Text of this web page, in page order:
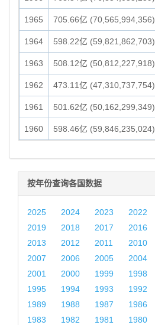
1965 705.66亿 (70,565,994,356)
1964 598.22亿 (59,821,862,703)
1963 508.12亿 (50,812,227,918)
1962 473.11亿 (47,310,737,754)
1961 501.62亿 (50,162,299,349)
1960 598.46亿 (59,846,235,024)
按年份查询各国数据
2025 2024 2023 2022
2019
2018 2017 2016
2013
2012 2011 2010
2007
2006 2005 2004
2001
2000 1999 1998
1995
1994 1993 1992
1989
1988 1987 1986
1983
1982 1981 1980